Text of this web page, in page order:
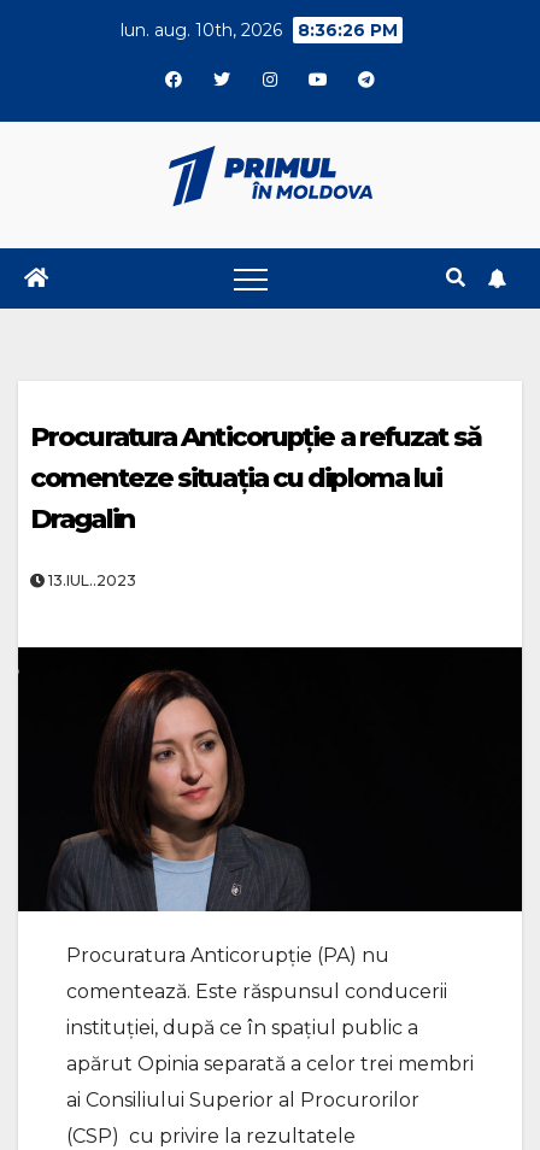
lun. aug. 10th, 2026 8:36:26 PM
Procuratura Anticorupție a refuzat să
comenteze situația cu diploma lui
Dragalin
13.IUL..2023
Procuratura Anticorupție (PA) nu
comentează. Este răspunsul conducerii
instituției, după ce în spațiul public a
apărut Opinia separată a celor trei membri
ai Consiliului Superior al Procurorilor
(CSP) cu privire la rezultatele